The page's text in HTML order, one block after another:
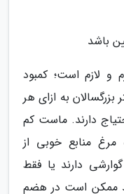
باشد
و لازم است؛ کمبود
بزرگسالان به ازای هر
پروتئین احتیاج دارند. ماست کم
مرغ منابع خوبی از
دارند یا فقط
ممکن است در هضم